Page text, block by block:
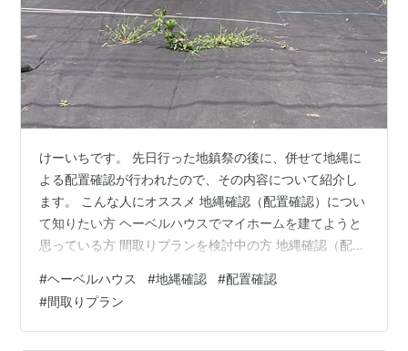
けーいちです。 先日行った地鎮祭の後に、併せて地縄に
よる配置確認が行われたので、その内容について紹介し
ます。 こんな人にオススメ 地縄確認（配置確認）につい
て知りたい方 ヘーベルハウスでマイホームを建てようと
思っている方 間取りプランを検討中の方 地縄確認（配置
縄確認での変更 地縄確認（配置確認）とは 地縄確認と
は、これから建物を建てる実際の土地に、ビニール紐な
どで建物の位置を示し、施主がその認識に間違いがない
#ヘーベルハウス #地縄確認 #配置確認
#間取りプラン